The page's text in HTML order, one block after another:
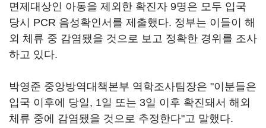
면제대상인 아동을 제외한 확진자 9명은 모두 입국
당시 PCR 음성확인서를 제출했다. 정부는 이들이 해
외 체류 중 감염됐을 것으로 보고 정확한 경위를 조사
하고 있다.
박영준 중앙방역대책본부 역학조사팀장은 "이분들은
입국 이후에 당일, 1일 또는 3일 이후 확진돼서 해외
체류 중에 감염됐을 것으로 추정한다"고 말했다.